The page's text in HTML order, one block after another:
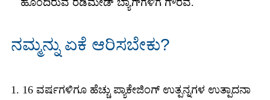
ನಮ್ಮನ್ನು ಏಕೆ ಆರಿಸಬೇಕು?
1. 16 ವರ್ಷಗಳಿಗೂ ಹೆಚ್ಚು ಪ್ಯಾಕೇಜಿಂಗ್ ಉತ್ಪನ್ನಗಳ ಉತ್ಪಾದನಾ